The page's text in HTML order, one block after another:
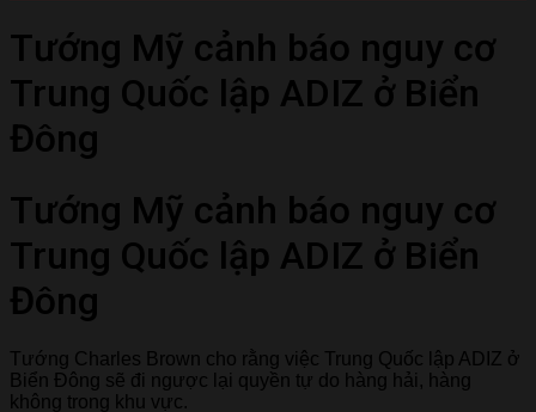
Tướng Mỹ cảnh báo nguy cơ
Trung Quốc lập ADIZ ở Biển
Đông
Tướng Mỹ cảnh báo nguy cơ
Trung Quốc lập ADIZ ở Biển
Đông
Tướng Charles Brown cho rằng việc Trung Quốc lập ADIZ ở
Biển Đông sẽ đi ngược lại quyền tự do hàng hải, hàng
không trong khu vực.